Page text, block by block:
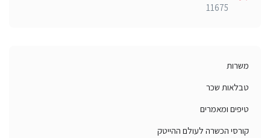
11675
משרות
טבלאות שכר
טיפים ומאמרים
קורסי הכשרה לעולם ההייטק